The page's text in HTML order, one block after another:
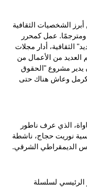
كان واحدًا من أبرز الشخصيات الثقافية
ومترجمًا. عمل كمحرر
الثقافية، أدار مجلات
العديد من الأعمال من
يدير مشروع "الحقوق
وعاش هناك حتى
الذي عرف ناطور
نوريت حجاج، ناشطة
الديمقراطي الشرقي.
الرئيسي لسلسلة